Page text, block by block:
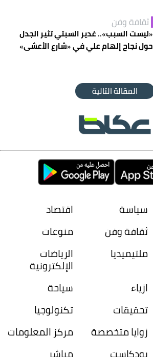
ثقافة وفن
«ليست السبب».. غدير السبتي تثير الجدل
حول نجاح إلهام علي في «شارع الأعشى»
المقالة التالية
سياسة
اقتصاد
ثقافة وفن
منوعات
ملتيميديا الرياضات
الإلكترونية
ازياء
سياحة
تحقيقات
تكنولوجيا
زوايا متخصصة
مركز المعلومات